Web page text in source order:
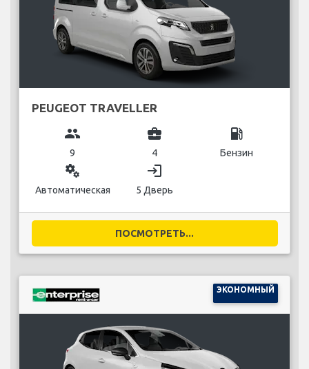
PEUGEOT TRAVELLER
group
9
business_center
4
local_gas_station
Бензин
miscellaneous_services
Автоматическая
login
5 Дверь
ПОСМОТРЕТЬ...
ЭКОНОМНЫЙ